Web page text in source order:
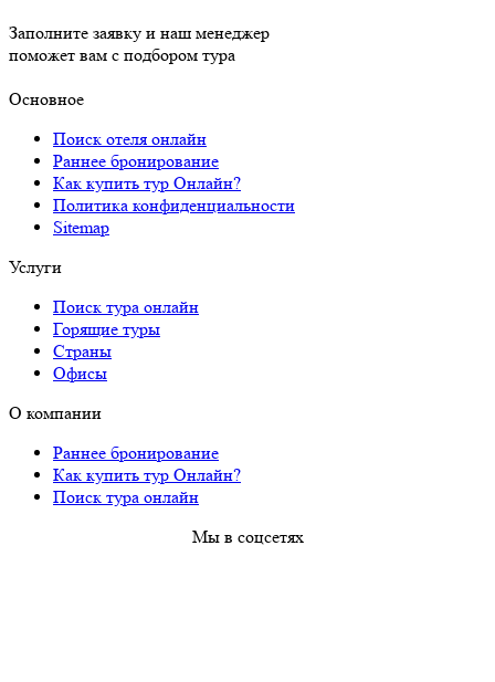
Заполните заявку и наш менеджер
поможет вам с подбором тура
Основное
Поиск отеля онлайн
Раннее бронирование
Как купить тур Онлайн?
Политика конфиденциальности
Sitemap
Услуги
Поиск тура онлайн
Горящие туры
Страны
Офисы
О компании
Раннее бронирование
Как купить тур Онлайн?
Поиск тура онлайн
Мы в соцсетях